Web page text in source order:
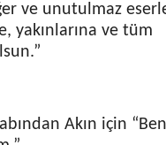
ve unutulmaz
yakınlarına ve tüm
Akın için